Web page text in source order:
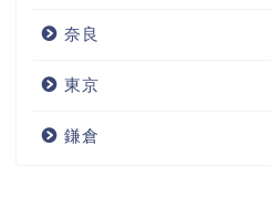
奈良
東京
鎌倉